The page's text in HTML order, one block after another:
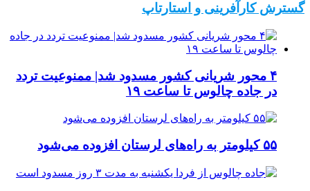
گسترش کارآفرینی و استارتاپ
۴ محور شریانی کشور مسدود شد| ممنوعیت تردد
در جاده چالوس تا ساعت ۱۹
۵۵ کیلومتر به راه‌های لرستان افزوده می‌شود